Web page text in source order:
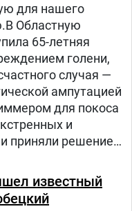
для нашего
Областную
65-летняя
голени,
случая —
ампутацией
для покоса
и
приняли решение
на
держалась на
по задней
известный